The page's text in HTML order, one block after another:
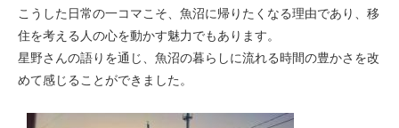
こうした日常の一コマこそ、魚沼に帰りたくなる理由であり、移
住を考える人の心を動かす魅力でもあります。
星野さんの語りを通じ、魚沼の暮らしに流れる時間の豊かさを改
めて感じることができました。